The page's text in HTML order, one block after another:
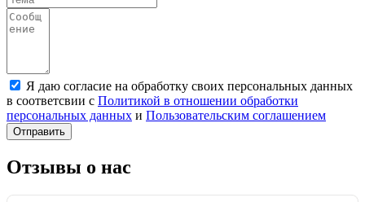
Я даю согласие на обработку своих персональных данных
в соответсвии с Политикой в отношении обработки
персональных данных и Пользовательским соглашением
Отправить
Отзывы о нас